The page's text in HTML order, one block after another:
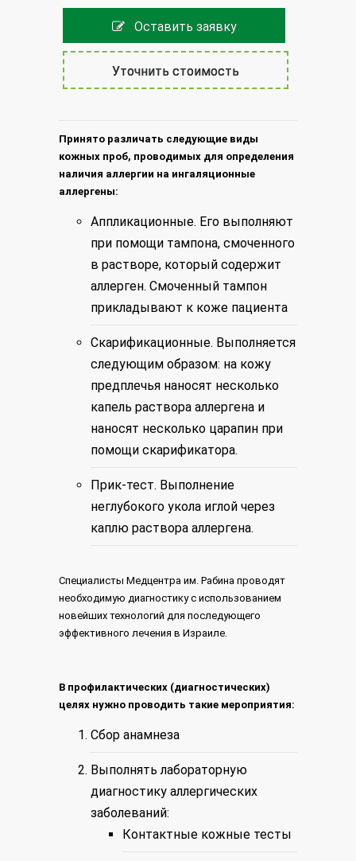
Оставить заявку
Уточнить стоимость
Принято различать следующие виды
кожных проб, проводимых для определения
наличия аллергии на ингаляционные
аллергены:
Аппликационные. Его выполняют
при помощи тампона, смоченного
в растворе, который содержит
аллерген. Смоченный тампон
прикладывают к коже пациента
Скарификационные. Выполняется
следующим образом: на кожу
предплечья наносят несколько
капель раствора аллергена и
наносят несколько царапин при
помощи скарификатора.
Прик-тест. Выполнение
неглубокого укола иглой через
каплю раствора аллергена.
Специалисты Медцентра им. Рабина проводят
необходимую диагностику с использованием
новейших технологий для последующего
эффективного лечения в Израиле.
В профилактических (диагностических)
целях нужно проводить такие мероприятия:
Сбор анамнеза
Выполнять лабораторную
диагностику аллергических
заболеваний:
Контактные кожные тесты